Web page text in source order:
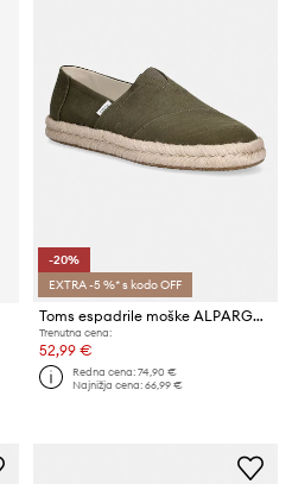
-20%
EXTRA -5 %* s kodo OFF
Toms espadrile moške ALPARGATA ROPE 2.0
Trenutna cena:
52,99 €
Redna cena:74,90 €
Najnižja cena:66,99 €